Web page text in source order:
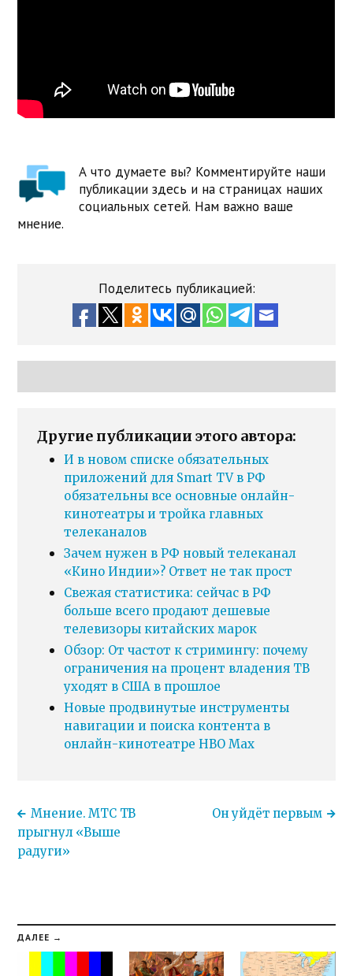
А что думаете вы? Комментируйте наши
публикации здесь и на страницах наших
социальных сетей. Нам важно ваше
мнение.
Поделитесь публикацией:
Другие публикации этого автора:
И в новом списке обязательных
приложений для Smart TV в РФ
обязательны все основные онлайн-
кинотеатры и тройка главных
телеканалов
Зачем нужен в РФ новый телеканал
«Кино Индии»? Ответ не так прост
Свежая статистика: сейчас в РФ
больше всего продают дешевые
телевизоры китайских марок
Обзор: От частот к стримингу: почему
ограничения на процент владения ТВ
уходят в США в прошлое
Новые продвинутые инструменты
навигации и поиска контента в
онлайн-кинотеатре HBO Max
Мнение. МТС ТВ
прыгнул «Выше
радуги»
Он уйдёт первым
ДАЛЕЕ →